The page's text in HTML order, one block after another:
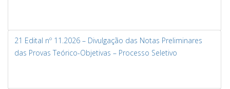
21 Edital nº 11.2026 – Divulgação das Notas Preliminares
das Provas Teórico-Objetivas – Processo Seletivo